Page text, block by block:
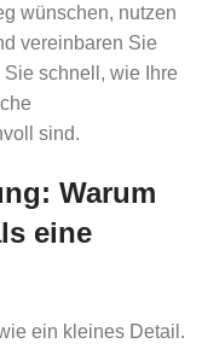
wünschen, nutzen
vereinbaren Sie
Sie schnell, wie Ihre
sind.
Warum
eine
ein kleines Detail.